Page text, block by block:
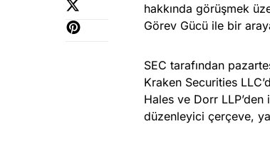
hakkında görüşmek
Görev Gücü ile bir
SEC tarafından
Kraken Securities
Hales ve Dorr
düzenleyici çerçeve,